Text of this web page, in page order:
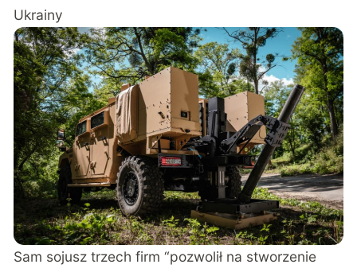
Ukrainy
Sam sojusz trzech firm “pozwolił na stworzenie